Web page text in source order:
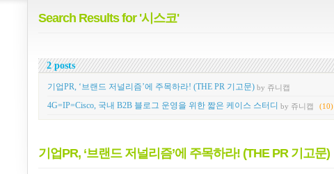
Search Results for '시스코'
2 posts
기업PR, ‘브랜드 저널리즘’에 주목하라! (THE PR 기고문) by 쥬니캡
4G=IP=Cisco, 국내 B2B 블로그 운영을 위한 짧은 케이스 스터디 by 쥬니캡 (10)
기업PR, ‘브랜드 저널리즘’에 주목하라! (THE PR 기고문)